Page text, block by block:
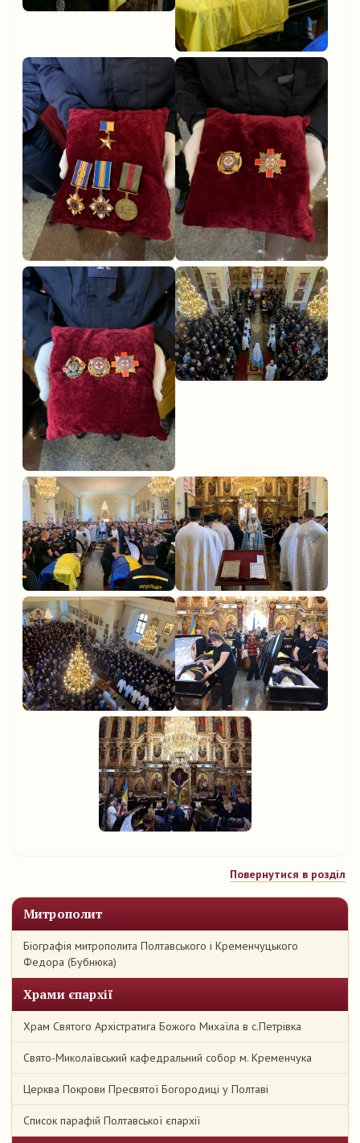
Митрополит
Біографія митрополита Полтавського і Кременчуцького
Федора (Бубнюка)
Храми єпархії
Храм Святого Архістратига Божого Михаїла в с.Петрівка
Свято-Миколаївський кафедральний собор м. Кременчука
Церква Покрови Пресвятої Богородиці у Полтаві
Список парафій Полтавської єпархії
Повернутися в розділ